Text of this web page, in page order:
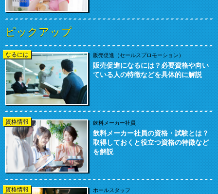
ピックアップ
なるには 販売促進（セールスプロモーション）
販売促進になるには？必要資格や向い
ている人の特徴などを具体的に解説
資格情報 飲料メーカー社員
飲料メーカー社員の資格・試験とは？
取得しておくと役立つ資格の特徴など
を解説
資格情報 ホールスタッフ